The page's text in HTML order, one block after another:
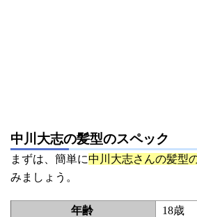
中川大志の髪型のスペック
まずは、簡単に中川大志さんの髪型
みましょう。
年齢
18歳